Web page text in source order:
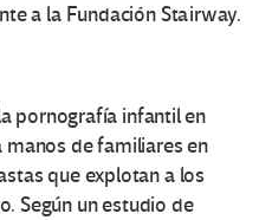
a la Fundación Stairway.
pornografía infantil en
manos de familiares en
que explotan a los
Según un estudio de